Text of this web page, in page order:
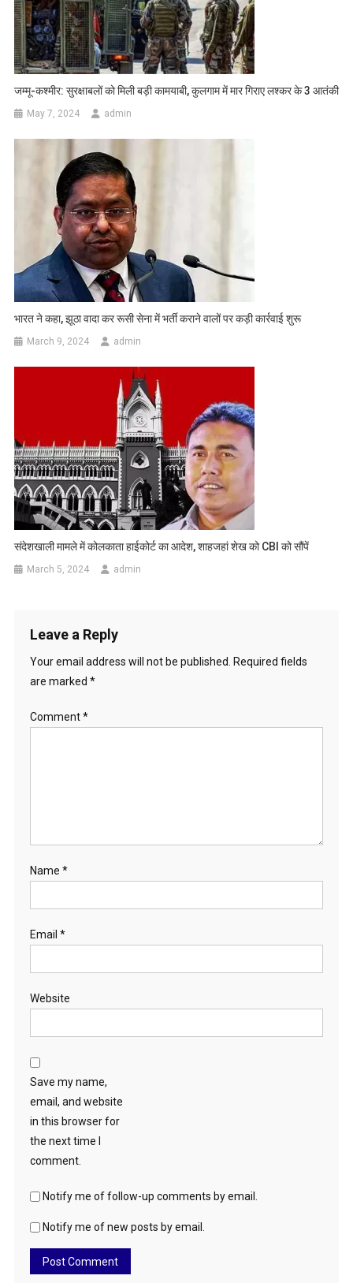
जम्मू-कश्मीर: सुरक्षाबलों को मिली बड़ी कामयाबी, कुलगाम में मार गिराए लश्कर के 3 आतंकी
May 7, 2024 admin
भारत ने कहा, झूठा वादा कर रूसी सेना में भर्ती कराने वालों पर कड़ी कार्रवाई शुरू
March 9, 2024 admin
संदेशखाली मामले में कोलकाता हाईकोर्ट का आदेश, शाहजहां शेख को CBI को सौंपें
March 5, 2024 admin
Leave a Reply
Your email address will not be published.
Required fields
are marked *
Comment*
Name *
Email *
Website
Save my name,
email, and website
in this browser for
the next time I
comment.
Notify me of follow-up comments by email.
Notify me of new posts by email.